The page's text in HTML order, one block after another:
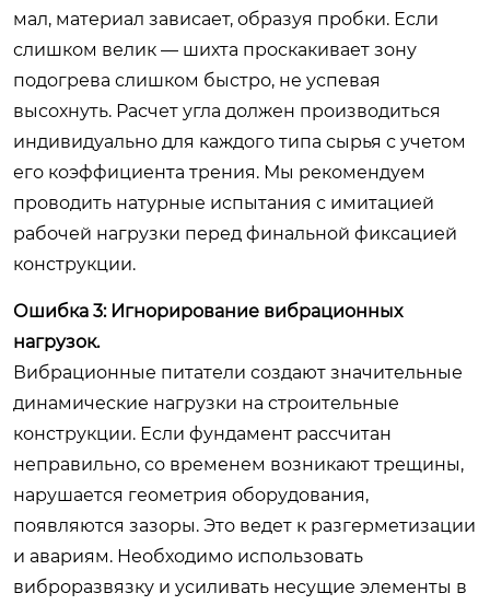
мал, материал зависает, образуя пробки. Если
слишком велик — шихта проскакивает зону
подогрева слишком быстро, не успевая
высохнуть. Расчет угла должен производиться
индивидуально для каждого типа сырья с учетом
его коэффициента трения. Мы рекомендуем
проводить натурные испытания с имитацией
рабочей нагрузки перед финальной фиксацией
конструкции.
Ошибка 3: Игнорирование вибрационных
нагрузок.
Вибрационные питатели создают значительные
динамические нагрузки на строительные
конструкции. Если фундамент рассчитан
неправильно, со временем возникают трещины,
нарушается геометрия оборудования,
появляются зазоры. Это ведет к разгерметизации
и авариям. Необходимо использовать
виброразвязку и усиливать несущие элементы в